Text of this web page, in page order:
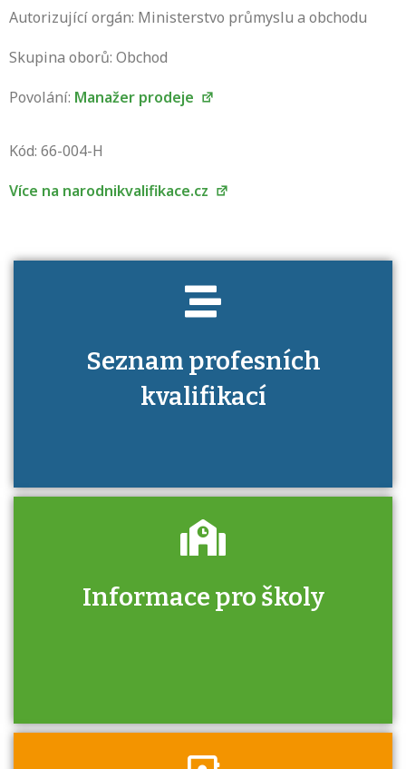
Autorizující orgán: Ministerstvo průmyslu a obchodu
Skupina oborů: Obchod
Povolání: Manažer prodeje
Kód: 66-004-H
Více na narodnikvalifikace.cz
Seznam profesních
kvalifikací
Víte, jaké dovednosti musíte pro danou
Informace pro školy
Zjistěte, jak se přihlásit ke zkoušce a kde